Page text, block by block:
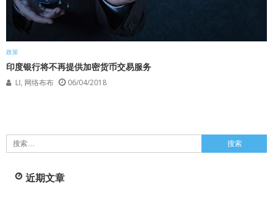
政策
印度银行将不再提供加密货币交易服务
LI, 网络布布 06/04/2018
搜
索：
近期文章